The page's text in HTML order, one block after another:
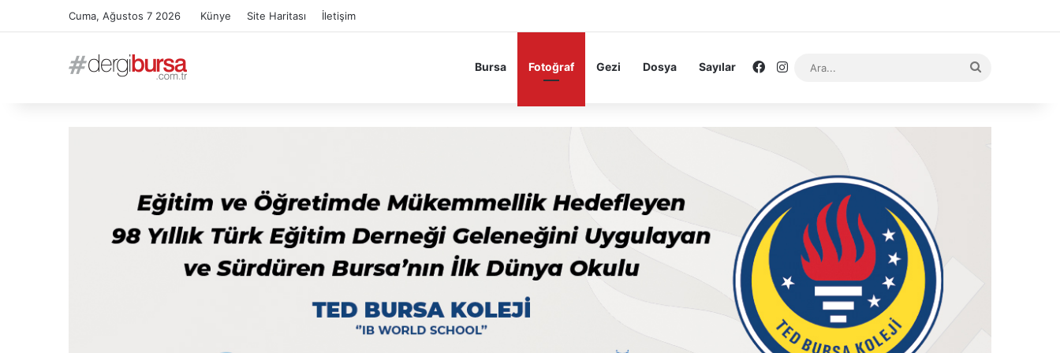
Cuma, Ağustos 7 2026 Künye Site Haritası İletişim
Bursa Fotoğraf Gezi Dosya Sayılar Facebook
Instagram